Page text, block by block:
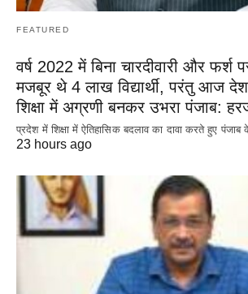
FEATURED
वर्ष 2022 में बिना चारदीवारी और
मजबूर थे 4 लाख विद्यार्थी, परंतु आज
शिक्षा में अग्रणी बनकर उभरा पंजाब:
प्रदेश में शिक्षा में ऐतिहासिक बदलाव का दावा करते हुए पंजाब
23 hours ago